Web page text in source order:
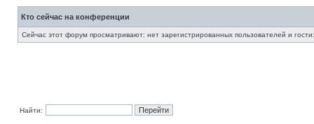
Кто сейчас на конференции
Сейчас этот форум просматривают: нет зарегистрированных пользователей и
Найти: